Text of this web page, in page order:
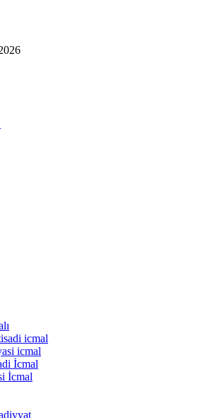
icmal
icmal
İcmal
İcmal